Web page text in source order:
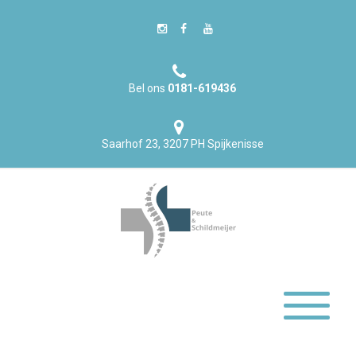
Bel ons 0181-619436
Saarhof 23, 3207 PH Spijkenisse